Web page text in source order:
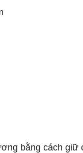
bằng cách